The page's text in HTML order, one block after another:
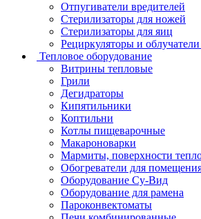
Отпугиватели вредителей
Стерилизаторы для ножей
Стерилизаторы для яиц
Рециркуляторы и
Тепловое оборудование
Витрины тепловые
Грили
Дегидраторы
Кипятильники
Коптильни
Котлы пищеварочные
Макароноварки
Мармиты, поверхности
Обогреватели для
Оборудование Су-Bид
Оборудование для рамена
Пароконвектоматы